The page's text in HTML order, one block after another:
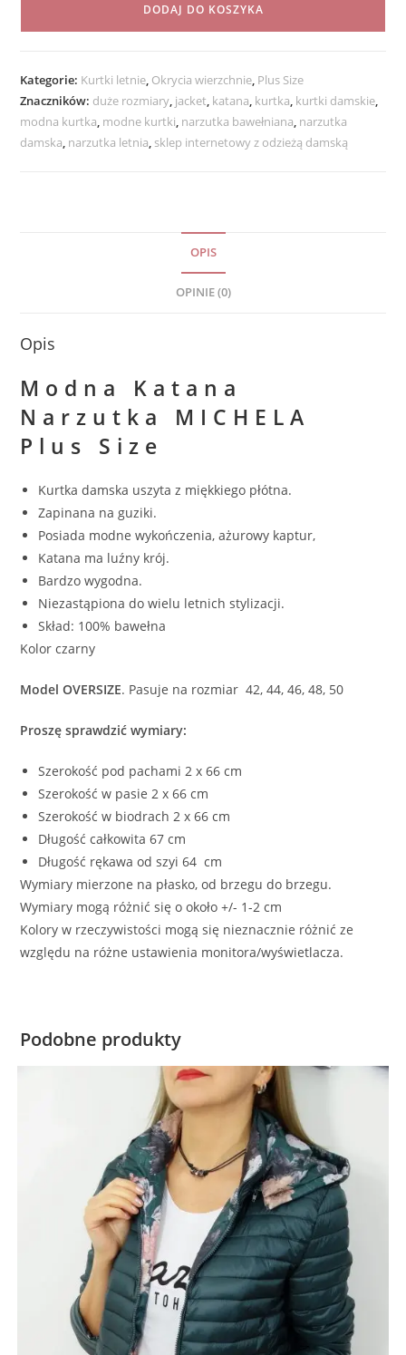
Katana
MICHELA
Plus
Size
rozmiar
DODAJ DO KOSZYKA
Kategorie: Kurtki letnie, Okrycia wierzchnie, Plus Size
Znaczników: duże rozmiary, jacket, katana, kurtka, kurtki damskie,
modna kurtka, modne kurtki, narzutka bawełniana, narzutka
damska, narzutka letnia, sklep internetowy z odzieżą damską
OPIS
OPINIE (0)
Opis
Modna Katana
Narzutka MICHELA
Plus Size
Kurtka damska uszyta z miękkiego płótna.
Zapinana na guziki.
Posiada modne wykończenia, ażurowy kaptur,
Katana ma luźny krój.
Bardzo wygodna.
Niezastąpiona do wielu letnich stylizacji.
Skład: 100% bawełna
Kolor czarny
Model OVERSIZE. Pasuje na rozmiar 42, 44, 46, 48, 50
Proszę sprawdzić wymiary:
Szerokość pod pachami 2 x 66 cm
Szerokość w pasie 2 x 66 cm
Szerokość w biodrach 2 x 66 cm
Długość całkowita 67 cm
Długość rękawa od szyi 64 cm
Wymiary mierzone na płasko, od brzegu do brzegu.
Wymiary mogą różnić się o około +/- 1-2 cm
Kolory w rzeczywistości mogą się nieznacznie różnić ze
względu na różne ustawienia monitora/wyświetlacza.
Podobne produkty